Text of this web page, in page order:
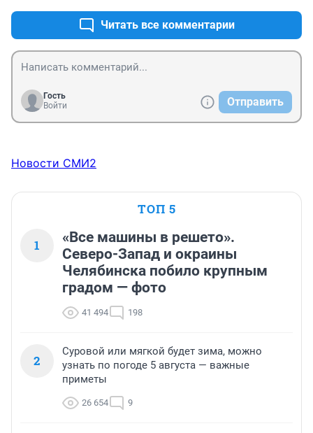
Читать все комментарии
Гость
Войти
Отправить
Новости СМИ2
ТОП 5
1
«Все машины в решето».
Северо-Запад и окраины
Челябинска побило крупным
градом — фото
41 494 198
2
Суровой или мягкой будет зима, можно
узнать по погоде 5 августа — важные
приметы
26 654 9